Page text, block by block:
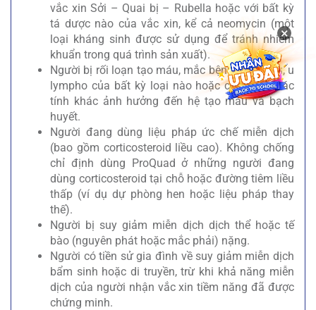
vắc xin Sởi – Quai bị – Rubella hoặc với bất kỳ
tá dược nào của vắc xin, kể cả neomycin (một
loại kháng sinh được sử dụng để tránh nhiễm
khuẩn trong quá trình sản xuất).
Người bị rối loạn tạo máu, mắc bệnh bạch cầu, u
lympho của bất kỳ loại nào hoặc các khối u ác
tính khác ảnh hưởng đến hệ tạo máu và bạch
huyết.
Người đang dùng liệu pháp ức chế miễn dịch
(bao gồm corticosteroid liều cao). Không chống
chỉ định dùng ProQuad ở những người đang
dùng corticosteroid tại chỗ hoặc đường tiêm liều
thấp (ví dụ dự phòng hen hoặc liệu pháp thay
thế).
Người bị suy giảm miễn dịch dịch thể hoặc tế
bào (nguyên phát hoặc mắc phải) nặng.
Người có tiền sử gia đình về suy giảm miễn dịch
bẩm sinh hoặc di truyền, trừ khi khả năng miễn
dịch của người nhận vắc xin tiềm năng đã được
chứng minh.
×